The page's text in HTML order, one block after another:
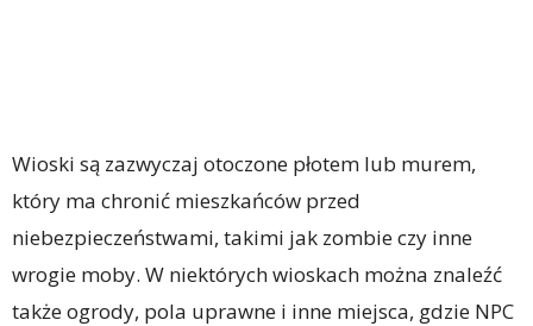
Wioski są zazwyczaj otoczone płotem lub murem,
który ma chronić mieszkańców przed
niebezpieczeństwami, takimi jak zombie czy inne
wrogie moby. W niektórych wioskach można znaleźć
także ogrody, pola uprawne i inne miejsca, gdzie NPC